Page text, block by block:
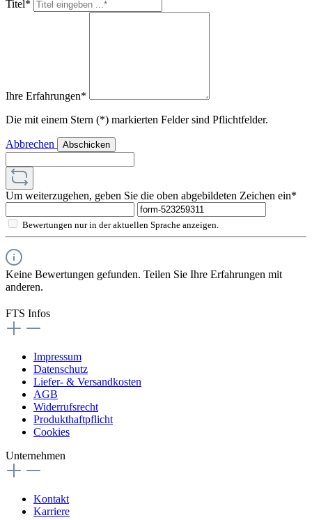
Titel*
Ihre Erfahrungen*
Die mit einem Stern (*) markierten Felder sind Pflichtfelder.
Abbrechen Abschicken
Um weiterzugehen, geben Sie die oben abgebildeten Zeichen ein*
Bewertungen nur in der aktuellen Sprache anzeigen.
Keine Bewertungen gefunden. Teilen Sie Ihre Erfahrungen mit
anderen.
FTS Infos
Impressum
Datenschutz
Liefer- & Versandkosten
AGB
Widerrufsrecht
Produkthaftpflicht
Cookies
Unternehmen
Kontakt
Karriere